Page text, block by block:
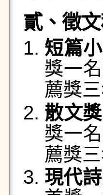
貳、徵
短篇
獎一
薦獎
散文獎
獎一
薦獎
現代詩